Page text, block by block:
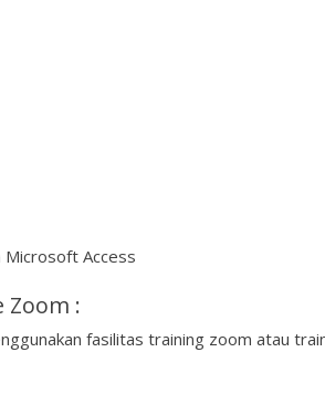
Microsoft Access
Zoom :
fasilitas training zoom atau